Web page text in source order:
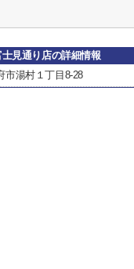
見通り店の詳細情報
市湯村１丁目8-28